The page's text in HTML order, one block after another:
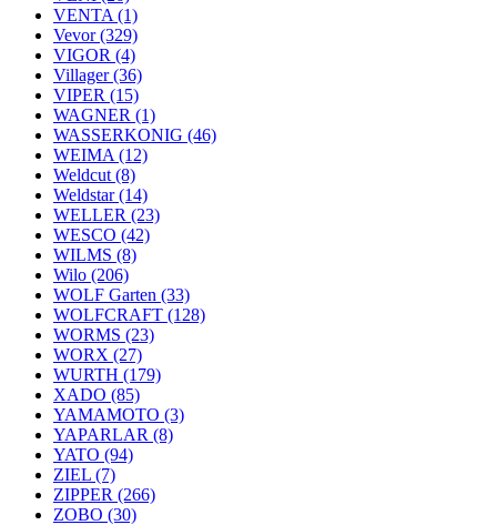
VENTA (1)
Vevor(329)
VIGOR (4)
Villager(36)
VIPER (15)
WAGNER (1)
WASSERKONIG (46)
WEIMA (12)
Weldcut (8)
Weldstar(14)
WELLER (23)
WESCO (42)
WILMS (8)
Wilo (206)
WOLF Garten (33)
WOLFCRAFT (128)
WORMS (23)
WORX (27)
WURTH (179)
XADO (85)
YAMAMOTO (3)
YAPARLAR (8)
YATO (94)
ZIEL (7)
ZIPPER (266)
ZOBO (30)